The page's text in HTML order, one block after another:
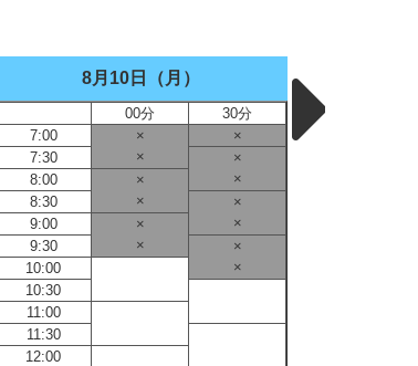
8月10日（月）
00分
30分
7:00
×
×
7:30
×
×
8:00
×
×
8:30
×
×
9:00
×
×
9:30
×
×
10:00
×
10:30
11:00
11:30
12:00